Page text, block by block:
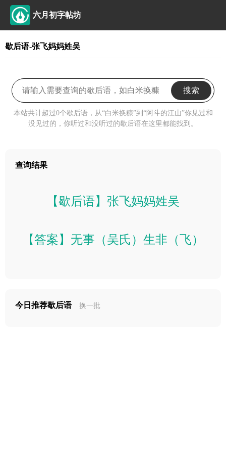
六月初字帖坊
歇后语-张飞妈妈姓吴
搜索
本站共计超过0个歇后语，从“白米换糠”到“阿斗的江山”你见过和
没见过的，你听过和没听过的歇后语在这里都能找到。
查询结果
【歇后语】张飞妈妈姓吴
【答案】无事（吴氏）生非（飞）
今日推荐歇后语 换一批